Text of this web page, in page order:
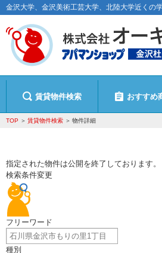
金沢大学、金沢美術工芸大学、北陸大学近くの
賃貸物件検索 おすすめ
TOP 賃貸物件検索 物件詳細
指定された物件は公開を終了しております。
検索条件変更
フリーワード
種別